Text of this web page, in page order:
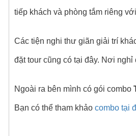
tiếp khách và phòng tắm riêng
Các tiện nghi thư giãn giải trí
đặt tour cũng có tại đây. Nơi
Ngoài ra bên mình có gói combo
Bạn có thể tham khảo combo tại